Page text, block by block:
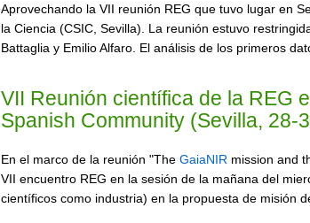
Aprovechando la VII reunión REG que tuvo lugar en
la Ciencia (CSIC, Sevilla). La reunión estuvo
Battaglia y Emilio Alfaro. El análisis de los primeros
VII Reunión científica de la REG
Spanish Community (Sevilla, 28-
En el marco de la reunión "The GaiaNIR mission and
VII encuentro REG en la sesión de la mañana del
científicos como industria) en la propuesta de misión